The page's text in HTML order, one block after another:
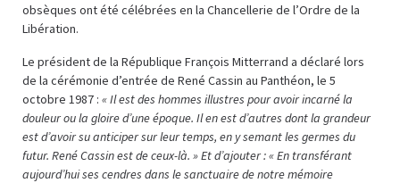
obsèques ont été célébrées en la Chancellerie de l’Ordre de la
Libération.
Le président de la République François Mitterrand a déclaré lors
de la cérémonie d’entrée de René Cassin au Panthéon, le 5
octobre 1987 : « Il est des hommes illustres pour avoir incarné la
douleur ou la gloire d’une époque. Il en est d’autres dont la grandeur
est d’avoir su anticiper sur leur temps, en y semant les germes du
futur. René Cassin est de ceux-là. » Et d’ajouter : « En transférant
aujourd’hui ses cendres dans le sanctuaire de notre mémoire